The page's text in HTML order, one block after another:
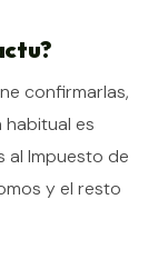
confirmarlas,
es
al Impuesto de
y el resto